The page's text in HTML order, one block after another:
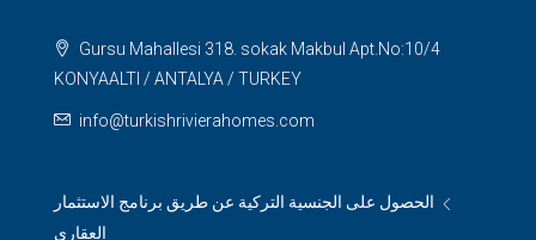
Gursu Mahallesi 318. sokak Makbul Apt.No:10/4
KONYAALTI / ANTALYA / TURKEY
info@turkishrivierahomes.com
الحصول على الجنسية التركية عن طريق برنامج الاستثمار
العقاري